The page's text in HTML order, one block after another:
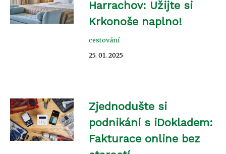
Harrachov: Užijte si
Krkonoše naplno!
cestování
25. 01. 2025
Zjednodušte si
podnikání s iDokladem:
Fakturace online bez